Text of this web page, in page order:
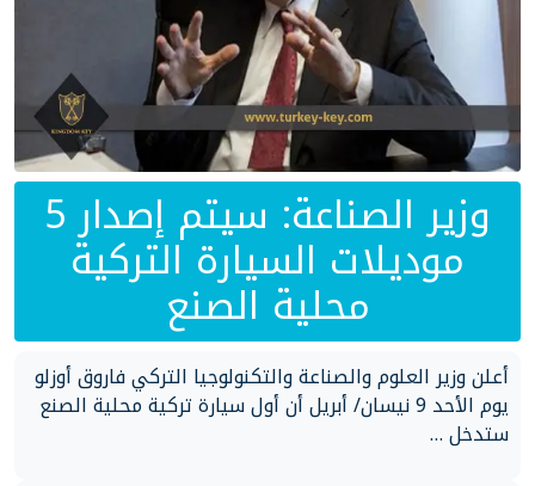
وزير الصناعة: سيتم إصدار 5
موديلات السيارة التركية
محلية الصنع
أعلن وزير العلوم والصناعة والتكنولوجيا التركي فاروق أوزلو
يوم الأحد 9 نيسان/ أبريل أن أول سيارة تركية محلية الصنع
ستدخل …